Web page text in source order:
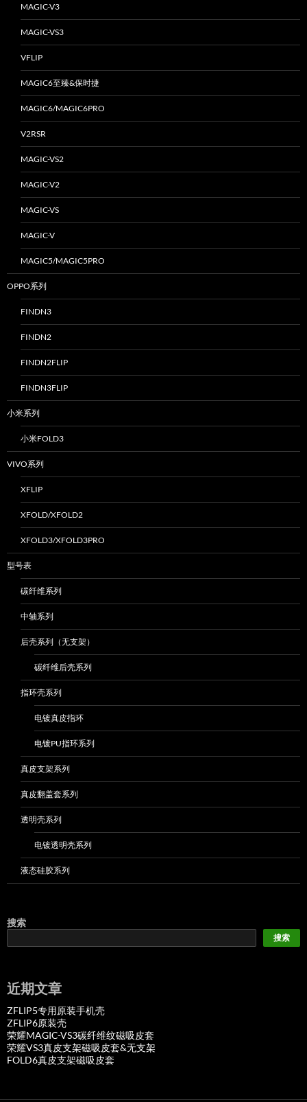
MAGIC-V3
MAGIC-VS3
VFLIP
MAGIC6至臻&保时捷
MAGIC6/MAGIC6PRO
V2RSR
MAGIC-VS2
MAGIC-V2
MAGIC-VS
MAGIC-V
MAGIC5/MAGIC5PRO
OPPO系列
FINDN3
FINDN2
FINDN2FLIP
FINDN3FLIP
小米系列
小米FOLD3
VIVO系列
XFLIP
XFOLD/XFOLD2
XFOLD3/XFOLD3PRO
型号表
碳纤维系列
中轴系列
后壳系列（无支架）
碳纤维后壳系列
指环壳系列
电镀真皮指环
电镀PU指环系列
真皮支架系列
真皮翻盖套系列
透明壳系列
电镀透明壳系列
液态硅胶系列
搜索
搜索
近期文章
ZFLIP5专用原装手机壳
ZFLIP6原装壳
荣耀MAGIC-VS3碳纤维纹磁吸皮套
荣耀VS3真皮支架磁吸皮套&无支架
FOLD6真皮支架磁吸皮套